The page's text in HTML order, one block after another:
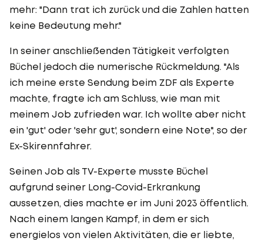
mehr: "Dann trat ich zurück und die Zahlen hatten
keine Bedeutung mehr."
In seiner anschließenden Tätigkeit verfolgten
Büchel jedoch die numerische Rückmeldung. "Als
ich meine erste Sendung beim ZDF als Experte
machte, fragte ich am Schluss, wie man mit
meinem Job zufrieden war. Ich wollte aber nicht
ein 'gut' oder 'sehr gut', sondern eine Note", so der
Ex-Skirennfahrer.
Seinen Job als TV-Experte musste Büchel
aufgrund seiner Long-Covid-Erkrankung
aussetzen, dies machte er im Juni 2023 öffentlich.
Nach einem langen Kampf, in dem er sich
energielos von vielen Aktivitäten, die er liebte,